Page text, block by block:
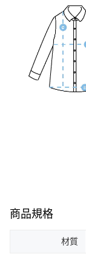
商品規格
材質